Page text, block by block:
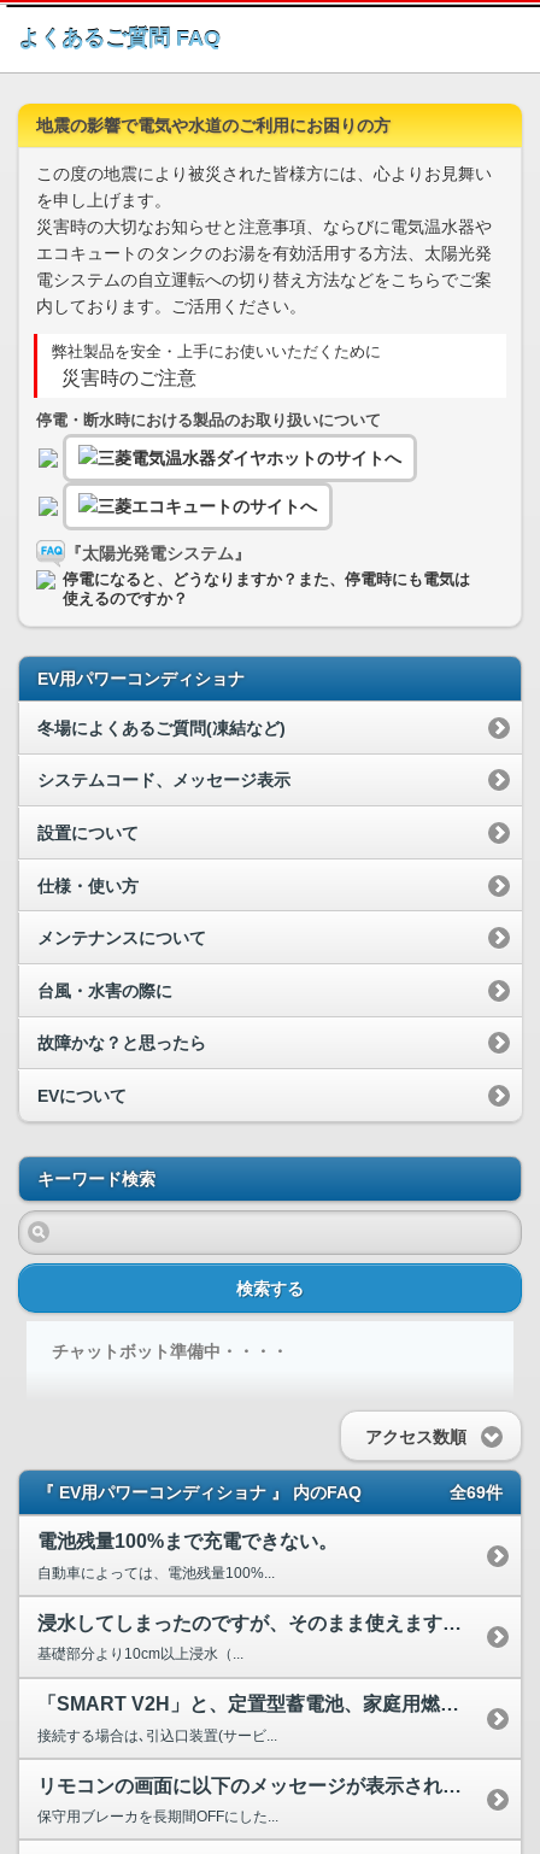
このページの本文へ
よくあるご質問 FAQ
地震の影響で電気や水道のご利用にお困りの方
この度の地震により被災された皆様方には、心よりお見舞い
を申し上げます。
災害時の大切なお知らせと注意事項、ならびに電気温水器や
エコキュートのタンクのお湯を有効活用する方法、太陽光発
電システムの自立運転への切り替え方法などをこちらでご案
内しております。ご活用ください。
弊社製品を安全・上手にお使いいただくために
災害時のご注意
停電・断水時における製品のお取り扱いについて
『太陽光発電システム』
停電になると、どうなりますか？また、停電時にも電気は
使えるのですか？
EV用パワーコンディショナ
冬場によくあるご質問(凍結など)
システムコード、メッセージ表示
設置について
仕様・使い方
メンテナンスについて
台風・水害の際に
故障かな？と思ったら
EVについて
キーワード検索
検索する
チャットボット準備中・・・・
アクセス数順
『 EV用パワーコンディショナ 』 内のFAQ 全69件
電池残量100%まで充電できない。
自動車によっては、電池残量100%...
浸水してしまったのですが、そのまま使えますか？
基礎部分より10cm以上浸水（...
「SMART V2H」と、定置型蓄電池、家庭用燃料電池シス...
接続する場合は､引込口装置(サービ...
リモコンの画面に以下のメッセージが表示され充電、放電ができ...
保守用ブレーカを長期間OFFにした...